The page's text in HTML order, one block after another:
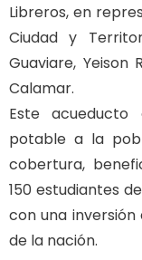
Libreros, en
Ciudad y
Guaviare,
Calamar.
Este
potable a la
cobertura,
150 estudiantes
con una inversión
de la nación.